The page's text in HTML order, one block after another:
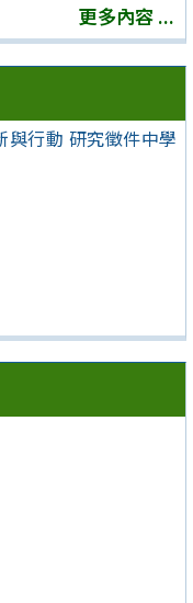
更多內容 ...
與行動 研究徵件中學